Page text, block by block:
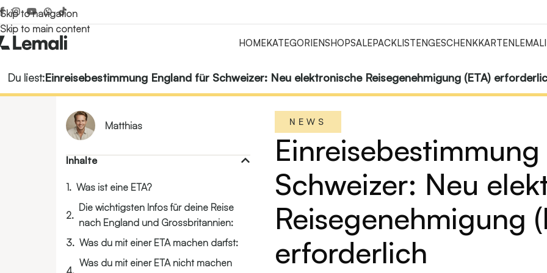
Skip to navigation
Skip to main content
HOMEKATEGORIENSHOPSALEPACKLISTENGESCHENKKARTENLEMALI
Einreisebestimmung England für Schweizer: Neu elektronische Reisegenehmigung (ETA)
Matthias
Inhalte
Was ist eine ETA?
Die wichtigsten Infos für deine Reise
nach England und Grossbritannien:
Was du mit einer ETA machen darfst:
Was du mit einer ETA nicht machen
NEWS
Schweizer: Neu
Reisegenehmigung
erforderlich